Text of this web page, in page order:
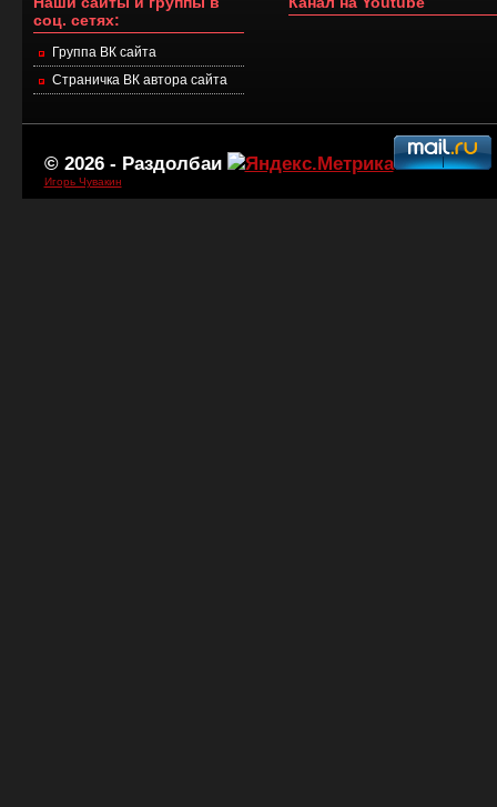
соц. сетях:
Группа ВК сайта
Страничка ВК автора сайта
© 2026 - Раздолбаи
Игорь Чувакин